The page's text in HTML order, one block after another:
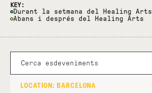
KEY:
Durant la setmana del Healing Arts
Abans i després del Healing Arts
LOCATION: BARCELONA